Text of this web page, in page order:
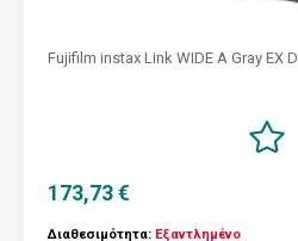
Fujifilm instax Link WIDE A Gray EX D
173,73 €
Διαθεσιμότητα: Εξαντλημένο